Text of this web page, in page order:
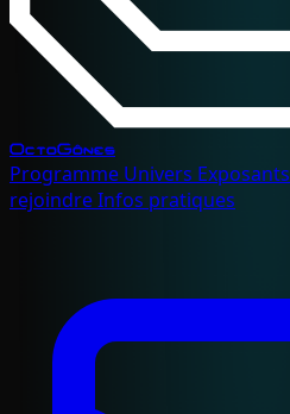
OctoGônes
Programme Univers Exposants
rejoindreInfos pratiques